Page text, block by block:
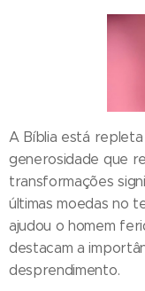
A Bíblia está
generosidade que
transformações
últimas moedas no
ajudou o homem
destacam a
desprendimento.